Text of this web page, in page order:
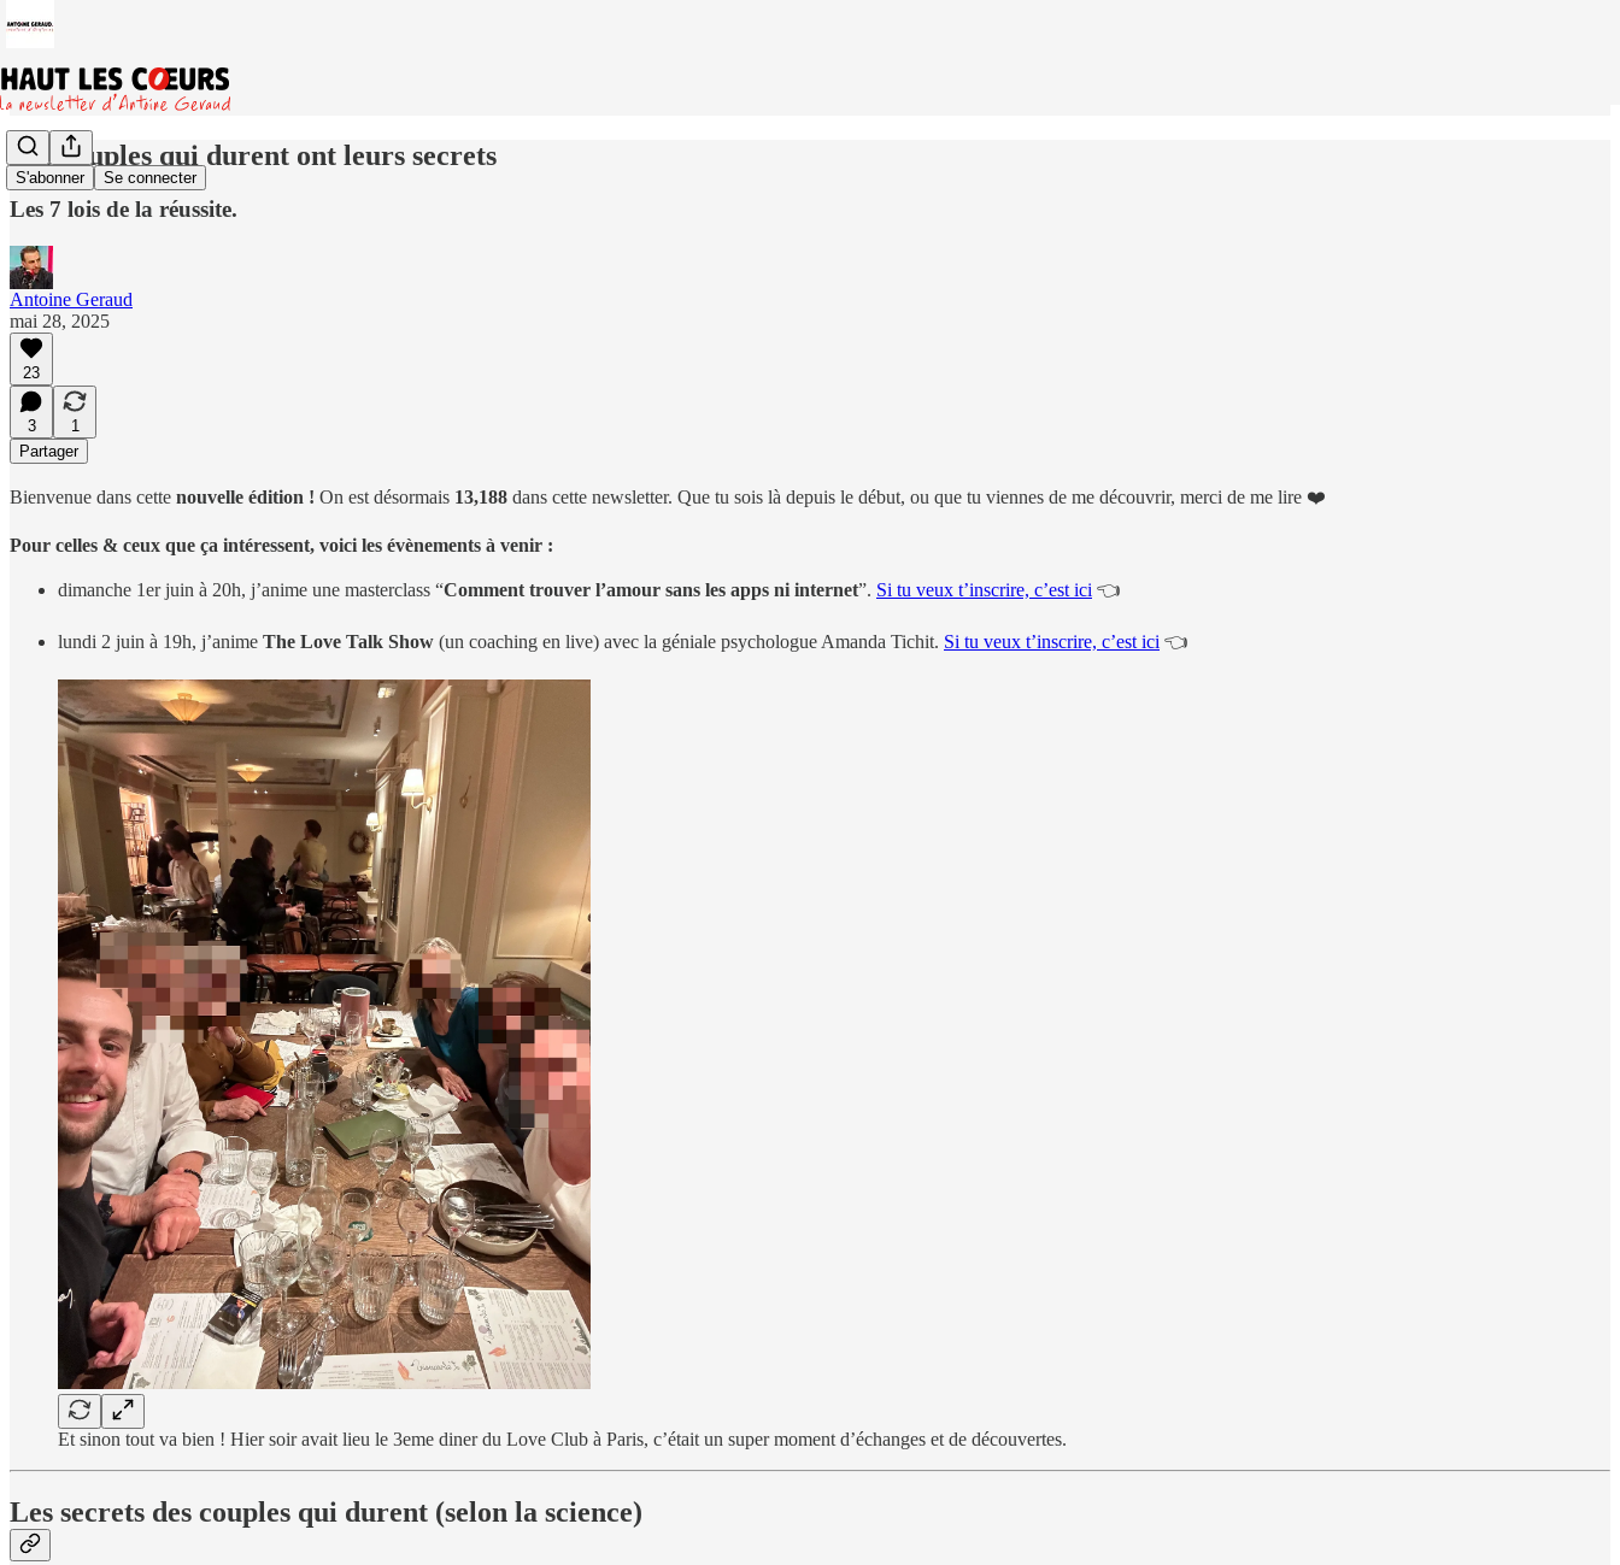
S'abonner Se connecter
Les couples qui durent ont leurs secrets
Les 7 lois de la réussite.
Antoine Geraud
mai 28, 2025
23
3
1
Partager
Bienvenue dans cette nouvelle édition ! On est désormais 13,188 dans cette newsletter. Que tu sois là depuis le début, ou que tu viennes de me découvrir, merci de me lire ❤️
Pour celles & ceux que ça intéressent, voici les évènements à venir :
dimanche 1er juin à 20h, j’anime une masterclass “Comment trouver l’amour sans les apps ni internet”. Si tu veux t’inscrire, c’est ici 👈
lundi 2 juin à 19h, j’anime The Love Talk Show (un coaching en live) avec la géniale psychologue Amanda Tichit. Si tu veux t’inscrire, c’est ici 👈
Et sinon tout va bien ! Hier soir avait lieu le 3eme diner du Love Club à Paris, c’était un super moment d’échanges et de découvertes.
Les secrets des couples qui durent (selon la science)